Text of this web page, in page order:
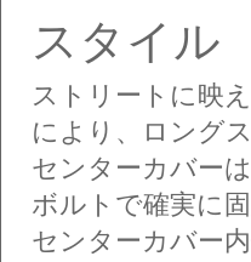
スタイル
ストリートに映
により、ロング
センターカバー
ボルトで確実に
センターカバー